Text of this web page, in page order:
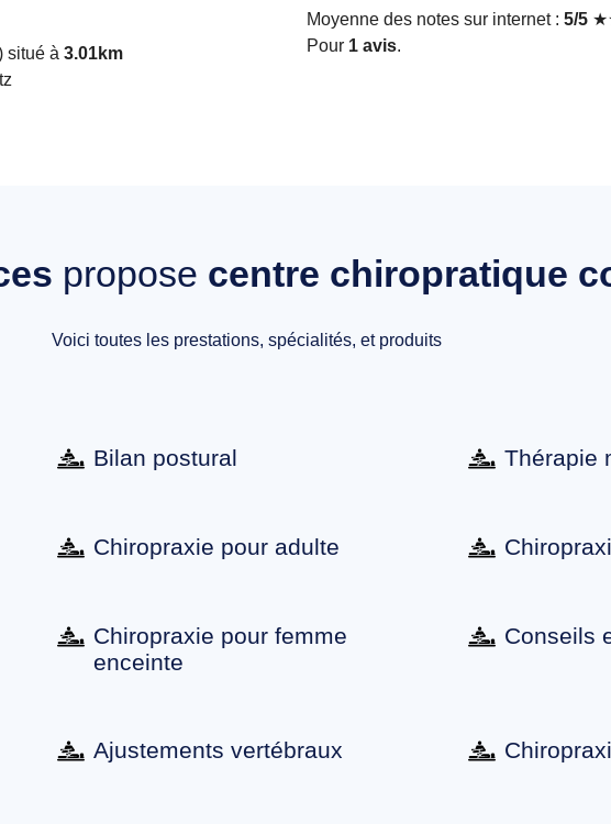
situé à 3.01km
Moyenne des notes sur internet : 5/5
Pour 1 avis.
propose centre chiropratique
Voici toutes les prestations, spécialités, et produits
Bilan postural Thérapie
Chiropraxie pour adulte
Chiropraxie pour femme
enceinte
Conseils
Ajustements vertébraux